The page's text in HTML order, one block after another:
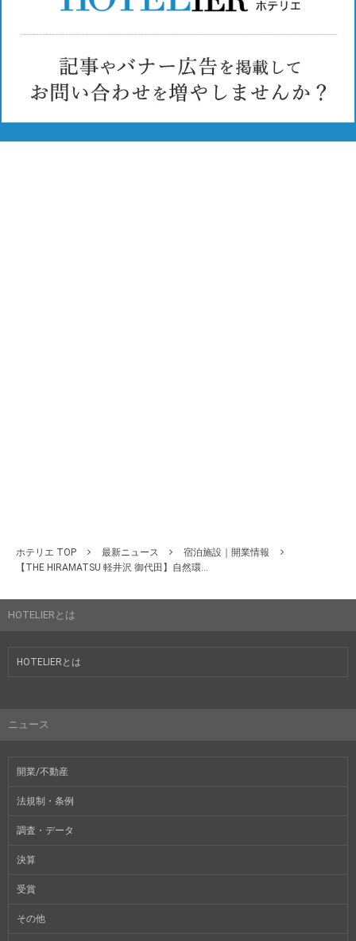
ホテリエ TOP 最新ニュース
宿泊施設｜開業情報
【THE HIRAMATSU 軽井沢 御代田】自然環...
HOTELIERとは
HOTELIERとは
ニュース
開業/不動産
法規制・条例
調査・データ
決算
受賞
その他